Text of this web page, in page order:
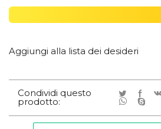
Aggiungi alla lista dei desideri
Condividi questo
prodotto: